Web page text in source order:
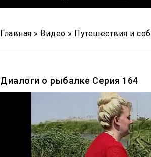
Главная » Видео » Путешествия и
Диалоги о рыбалке Серия 164